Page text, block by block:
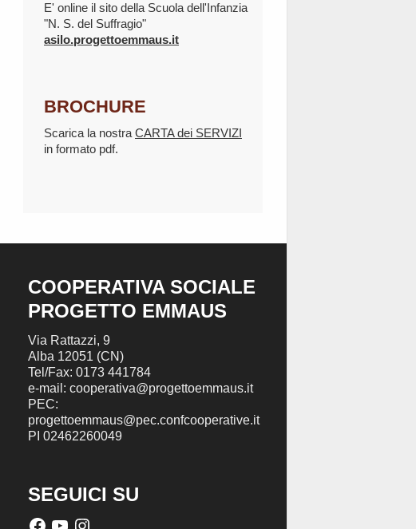
E' online il sito della Scuola dell'Infanzia
"N. S. del Suffragio"
asilo.progettoemmaus.it
BROCHURE
Scarica la nostra CARTA dei SERVIZI
in formato pdf.
COOPERATIVA SOCIALE
PROGETTO EMMAUS
Via Rattazzi, 9
Alba 12051 (CN)
Tel/Fax: 0173 441784
e-mail: cooperativa@progettoemmaus.it
PEC:
progettoemmaus@pec.confcooperative.it
PI 02462260049
SEGUICI SU